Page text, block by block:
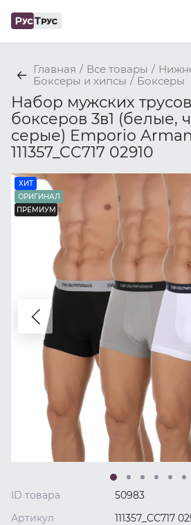
Главная / Все товары /
Боксеры и хипсы / Боксеры
Набор мужских трусов
боксеров 3в1 (белые,
серые) Emporio
111357_CC717 02910
ХИТ
ОРИГИНАЛ
ПРЕМИУМ
ID товара
50983
Артикул
111357_CC717